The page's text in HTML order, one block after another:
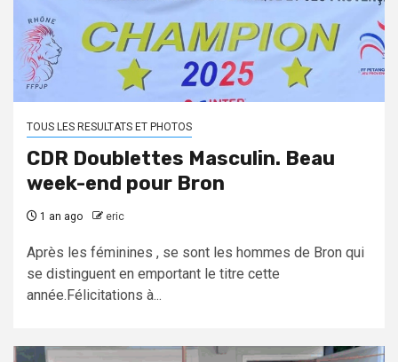
TOUS LES RESULTATS ET PHOTOS
CDR Doublettes Masculin. Beau
week-end pour Bron
1 an ago eric
Après les féminines , se sont les hommes de Bron qui
se distinguent en emportant le titre cette
année.Félicitations à...